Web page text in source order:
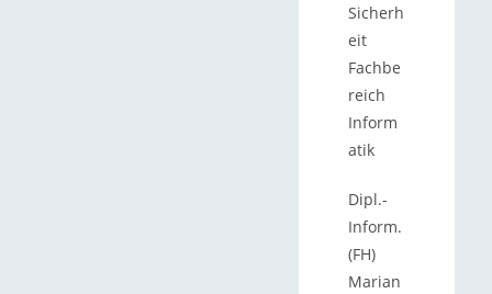
Sicherh
eit
Fachbe
reich
Inform
atik
Dipl.-
Inform.
(FH)
Marian